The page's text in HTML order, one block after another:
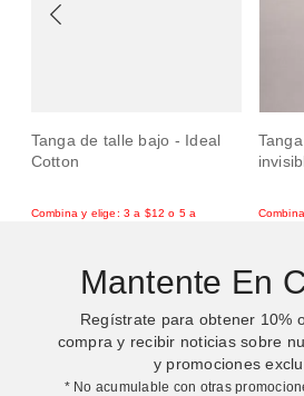
Tanga de talle bajo - Ideal
Cotton
Mantente En
Regístrate para obtener 10%
compra y recibir noticias sobre
y promociones
* No acumulable con otras